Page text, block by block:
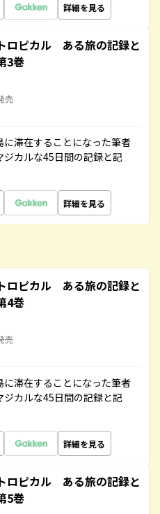
詳細を見る
ロピカル ある旅の記録と
3巻
売
滞在することになった筆者
カルな45日間の記録と記
詳細を見る
ロピカル ある旅の記録と
4巻
売
滞在することになった筆者
カルな45日間の記録と記
詳細を見る
ロピカル ある旅の記録と
5巻